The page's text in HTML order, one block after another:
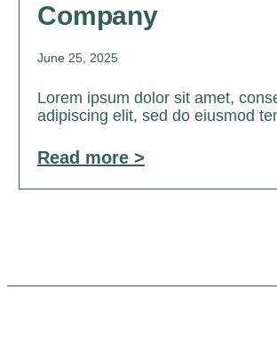
Company
June 25, 2025
Lorem ipsum dolor sit amet,
adipiscing elit, sed do eiusmod
Read more >